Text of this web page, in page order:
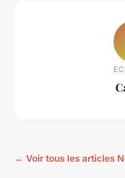
← Voir tous les articles